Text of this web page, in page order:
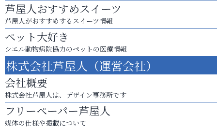
芦屋人おすすめスイーツ
芦屋人がおすすめするスイーツ情報
ペット大好き
シエル動物病院協力のペットの医療情報
株式会社芦屋人（運営会社）
会社概要
株式会社芦屋人は、デザイン事務所です
フリーペーパー芦屋人
媒体の仕様や掲載について